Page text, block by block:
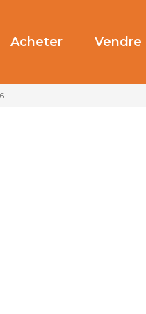
Acheter Vendre